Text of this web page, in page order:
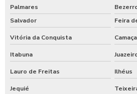
Palmares
Salvador
Feira
Vitória da Conquista
Itabuna
Lauro de Freitas Ilhéus
Jequié